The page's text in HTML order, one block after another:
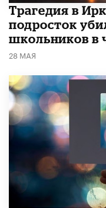
Трагедия в
подросток
школьников в
28 МАЯ